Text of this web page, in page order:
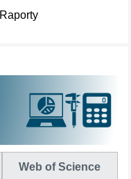
Raporty
Web of Science